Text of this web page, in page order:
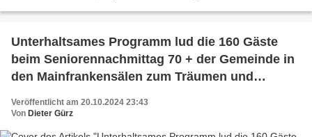
Unterhaltsames Programm lud die 160 Gäste
beim Seniorennachmittag 70 + der Gemeinde in
den Mainfrankensälen zum Träumen und
Veröffentlicht am 20.10.2024 23:43
Von Dieter Gürz